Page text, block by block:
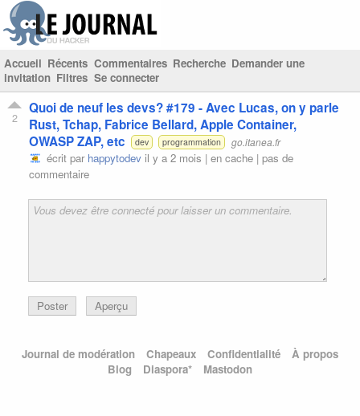
Accueil Récents Commentaires Recherche Demander une
invitation Filtres Se connecter
2
Quoi de neuf les devs? #179 - Avec Lucas, on y parle
Rust, Tchap, Fabrice Bellard, Apple Container,
OWASP ZAP, etc
dev programmation go.itanea.fr
écrit par happytodev il y a 2 mois | en cache | pas de
commentaire
Poster Aperçu
Journal de modération Chapeaux Confidentialité
À propos
Blog
Diaspora* Mastodon